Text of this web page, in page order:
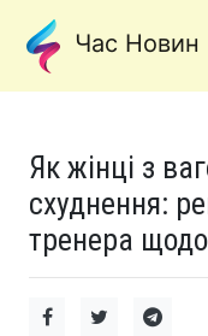
Час Новин
Як жінці з
схуднення:
тренера